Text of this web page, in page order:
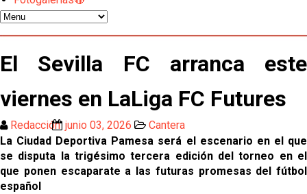
gestión de un inválido Consejo
El Sevilla C se queda en Tercera Federación
Luis García Plaza: No sufrir ya es un paso adelante
El Sevilla FC plantea ampliar hasta cinco fichajes
más antes del cierre
El Sevilla FC arranca este
viernes en LaLiga FC Futures
Redacción junio 03, 2026
Cantera
La Ciudad Deportiva Pamesa será el escenario en el que
se disputa la trigésimo tercera edición del torneo en el
que ponen escaparate a las futuras promesas del fútbol
español